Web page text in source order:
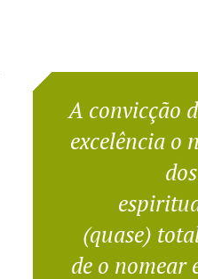
A convicção
excelência o
(quase)
de o nomear